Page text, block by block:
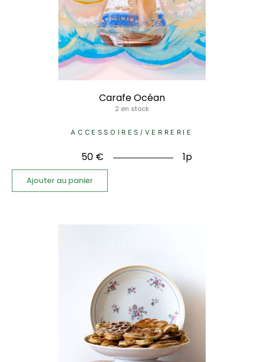
Carafe Océan
2 en stock
ACCESSOIRES/ VERRERIE
50 € 1p
Ajouter au panier